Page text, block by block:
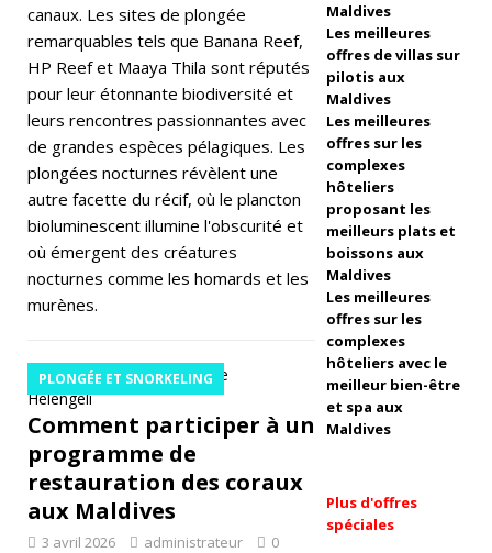
re
st
ur
io
ra
canaux. Les sites de plongée
remarquables tels que Banana Reef,
HP Reef et Maaya Thila sont réputés
pour leur étonnante biodiversité et
leurs rencontres passionnantes avec
de grandes espèces pélagiques. Les
plongées nocturnes révèlent une
autre facette du récif, où le plancton
bioluminescent illumine l'obscurité et
où émergent des créatures
nocturnes comme les homards et les
murènes.
PLONGÉE ET SNORKELING
Comment participer à un
programme de
restauration des coraux
aux Maldives
3 avril 2026 administrateur 0
Maldives
Les meilleures
offres de villas sur
pilotis aux
Maldives
Les meilleures
offres sur les
complexes
hôteliers
proposant les
meilleurs plats et
boissons aux
Maldives
Les meilleures
offres sur les
complexes
hôteliers avec le
meilleur bien-être
et spa aux
Maldives
Plus d'offres
spéciales